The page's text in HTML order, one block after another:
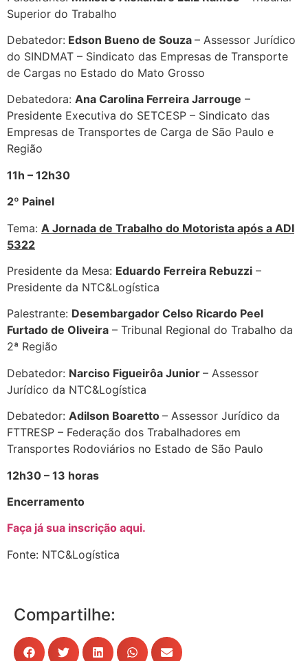
Superior do Trabalho
Debatedor: Edson Bueno de Souza – Assessor Jurídico
do SINDMAT – Sindicato das Empresas de Transporte
de Cargas no Estado do Mato Grosso
Debatedora: Ana Carolina Ferreira Jarrouge –
Presidente Executiva do SETCESP – Sindicato das
Empresas de Transportes de Carga de São Paulo e
Região
11h – 12h30
2º Painel
Tema: A Jornada de Trabalho do Motorista após a ADI
5322
Presidente da Mesa: Eduardo Ferreira Rebuzzi –
Presidente da NTC&Logística
Palestrante: Desembargador Celso Ricardo Peel
Furtado de Oliveira – Tribunal Regional do Trabalho da
2ª Região
Debatedor: Narciso Figueirôa Junior – Assessor
Jurídico da NTC&Logística
Debatedor: Adilson Boaretto – Assessor Jurídico da
FTTRESP – Federação dos Trabalhadores em
Transportes Rodoviários no Estado de São Paulo
12h30 – 13 horas
Encerramento
Faça já sua inscrição aqui.
Fonte: NTC&Logística
Compartilhe: